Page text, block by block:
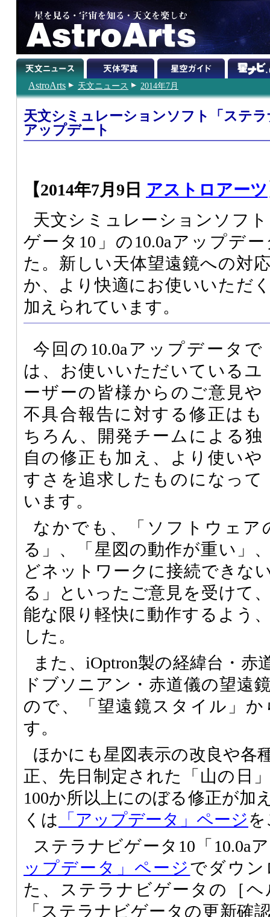
AstroArts 天文ニュース 2014年7月
天文シミュレーションソフト「ステ
アップデート
【2014年7月9日 アストロアーツ
天文シミュレーションソフ
ゲータ10」の10.0aアップデ
た。新しい天体望遠鏡への対
か、より快適にお使いいただ
加えられています。
今回の10.0aアップデータで
は、お使いいただいているユ
ーザーの皆様からのご意見や
不具合報告に対する修正はも
ちろん、開発チームによる独
自の修正も加え、より使いや
すさを追求したものになって
います。
なかでも、「ソフトウェア
る」、「星図の動作が重い」
どネットワークに接続できな
る」といったご意見を受けて
能な限り軽快に動作するよう
した。
また、iOptron製の経緯台・赤
ドブソニアン・赤道儀の望遠
ので、「望遠鏡スタイル」
す。
ほかにも星図表示の改良や各
正、先日制定された「山の日
100か所以上にのぼる修正が加
くは 「アップデータ」ページ
ステラナビゲータ10「10.0a
ップデータ」ページでダウン
た、ステラナビゲータの［
「ステラナビゲータの更新確